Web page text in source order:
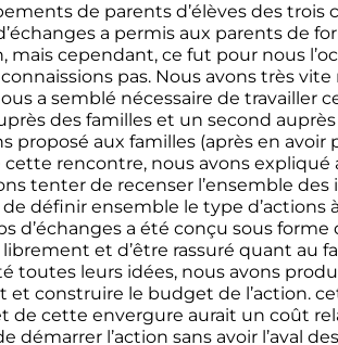
de parents d’élèves des trois
a permis aux parents de
mais cependant, ce fut pour nous
pas. Nous avons très
a semblé nécessaire de travailler
des familles et un second auprès
proposé aux familles (après en avoir
rencontre, nous avons expliqué
tenter de recenser l’ensemble des
définir ensemble le type d’actions
a été conçu sous forme
et d’être rassuré quant au
toutes leurs idées, nous avons
et construire le budget de l’action.
de cette envergure aurait un coût
l’action sans avoir l’aval